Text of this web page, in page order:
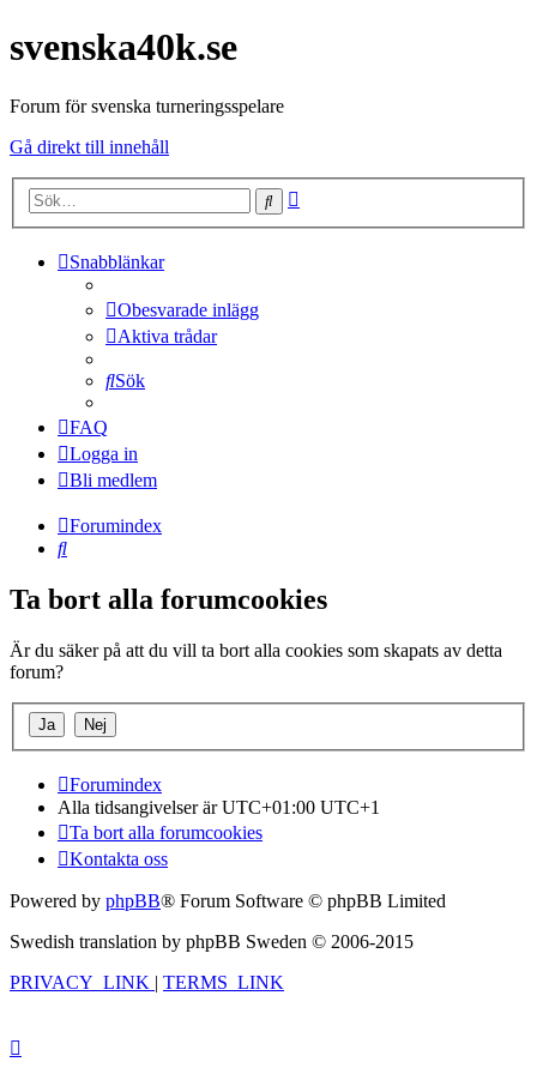
svenska40k.se
Forum för svenska turneringsspelare
Gå direkt till innehåll
Sök
Snabblänkar
Obesvarade inlägg
Aktiva trådar
Sök
FAQ
Logga in
Bli medlem
Forumindex
Sök
Ta bort alla forumcookies
Är du säker på att du vill ta bort alla cookies som skapats av detta
forum?
Forumindex
Alla tidsangivelser är UTC+01:00 UTC+1
Ta bort alla forumcookies
Kontakta oss
Powered by phpBB® Forum Software © phpBB Limited
Swedish translation by phpBB Sweden © 2006-2015
PRIVACY_LINK | TERMS_LINK